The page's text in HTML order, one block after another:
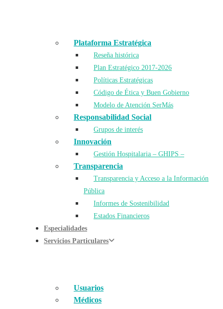
Plataforma Estratégica
Reseña histórica
Plan Estratégico 2017-2026
Políticas Estratégicas
Código de Ética y Buen Gobierno
Modelo de Atención SerMás
Responsabilidad Social
Grupos de interés
Innovación
Gestión Hospitalaria – GHIPS –
Transparencia
Transparencia y Acceso a la Información
Pública
Informes de Sostenibilidad
Estados Financieros
Especialidades
Servicios Particulares
Usuarios
Médicos